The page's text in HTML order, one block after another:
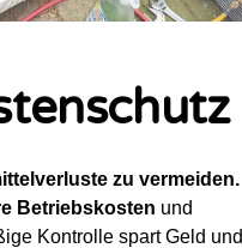
zu vermeiden.
Betriebskosten und
Kontrolle spart Geld und